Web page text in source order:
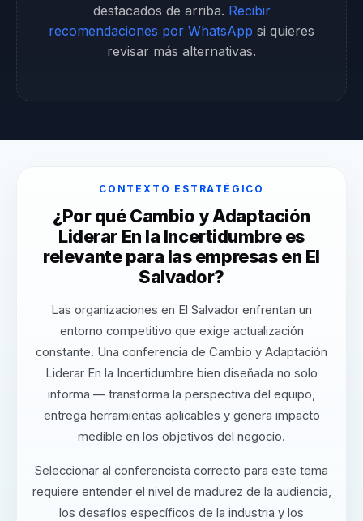
destacados de arriba. Recibir
recomendaciones por WhatsApp si quieres
revisar más alternativas.
CONTEXTO ESTRATÉGICO
¿Por qué Cambio y Adaptación
Liderar En la Incertidumbre es
relevante para las empresas en El
Salvador?
Las organizaciones en El Salvador enfrentan un
entorno competitivo que exige actualización
constante. Una conferencia de Cambio y Adaptación
Liderar En la Incertidumbre bien diseñada no solo
informa — transforma la perspectiva del equipo,
entrega herramientas aplicables y genera impacto
medible en los objetivos del negocio.
Seleccionar al conferencista correcto para este tema
requiere entender el nivel de madurez de la audiencia,
los desafíos específicos de la industria y los